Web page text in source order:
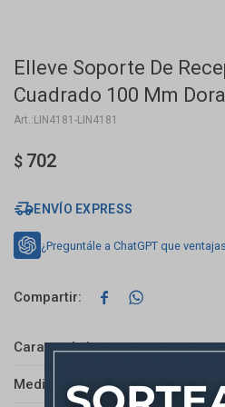
Elleve Soporte De
Cuadrado 100 Mm
LIN4181-LIN4181
$ 702
ENVÍO EXPRESS
¿Preguntále a ChatGPT que
 
Características
Medios de pago